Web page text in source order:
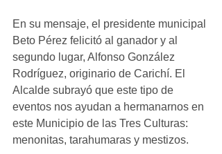
En su mensaje, el presidente municipal
Beto Pérez felicitó al ganador y al
segundo lugar, Alfonso González
Rodríguez, originario de Carichí. El
Alcalde subrayó que este tipo de
eventos nos ayudan a hermanarnos en
este Municipio de las Tres Culturas:
menonitas, tarahumaras y mestizos.